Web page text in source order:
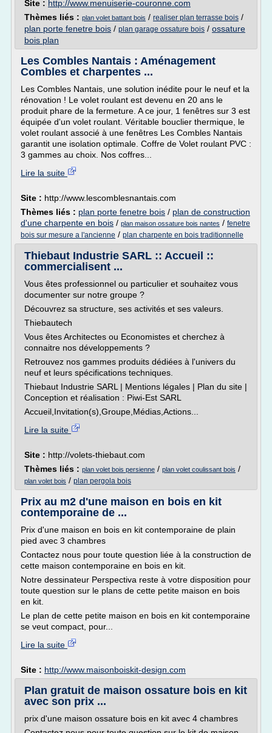
Site : http://www.menuiserie-couronne.com
Thèmes liés : plan volet battant bois / realiser plan terrasse bois /
plan porte fenetre bois / plan garage ossature bois / ossature
bois plan
Les Combles Nantais : Aménagement
Combles et charpentes ...
Les Combles Nantais, une solution inédite pour le neuf et la
rénovation ! Le volet roulant est devenu en 20 ans le
produit phare de la fermeture. A ce jour, 1 fenêtres sur 3 est
équipée d'un volet roulant. Véritable bouclier thermique, le
volet roulant associé à une fenêtres Les Combles Nantais
garantit une isolation optimale. Coffre de Volet roulant PVC :
3 gammes au choix. Nos coffres...
Lire la suite
Site : http://www.lescomblesnantais.com
Thèmes liés : plan porte fenetre bois / plan de construction
d'une charpente en bois / plan maison ossature bois nantes / fenetre
bois sur mesure a l'ancienne / plan charpente en bois traditionnelle
Thiebaut Industrie SARL :: Accueil ::
commercialisent ...
Vous êtes professionnel ou particulier et souhaitez vous
documenter sur notre groupe ?
Découvrez sa structure, ses activités et ses valeurs.
Thiebautech
Vous êtes Architectes ou Economistes et cherchez à
connaitre nos développements ?
Retrouvez nos gammes produits dédiées à l'univers du
neuf et leurs spécifications techniques.
Thiebaut Industrie SARL | Mentions légales | Plan du site |
Conception et réalisation : Piwi-Est SARL
Accueil,Invitation(s),Groupe,Médias,Actions...
Lire la suite
Site : http://volets-thiebaut.com
Thèmes liés : plan volet bois persienne / plan volet coulissant bois /
plan volet bois / plan pergola bois
Prix au m2 d'une maison en bois en kit
contemporaine de ...
Prix d'une maison en bois en kit contemporaine de plain
pied avec 3 chambres
Contactez nous pour toute question liée à la construction de
cette maison contemporaine en bois en kit.
Notre dessinateur Perspectiva reste à votre disposition pour
toute question sur le plans de cette petite maison en bois
en kit.
Le plan de cette petite maison en bois en kit contemporaine
se veut compact, pour...
Lire la suite
Site : http://www.maisonboiskit-design.com
Plan gratuit de maison ossature bois en kit
avec son prix ...
prix d'une maison ossature bois en kit avec 4 chambres